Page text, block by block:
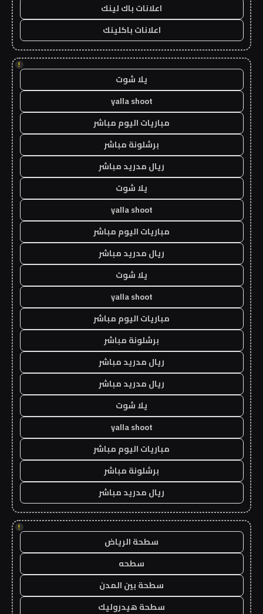
اعلانات باك لينك
اعلانات باكلينك
!
يلا شوت
yalla shoot
مباريات اليوم مباشر
برشلونة مباشر
ريال مدريد مباشر
يلا شوت
yalla shoot
مباريات اليوم مباشر
ريال مدريد مباشر
يلا شوت
yalla shoot
مباريات اليوم مباشر
برشلونة مباشر
ريال مدريد مباشر
ريال مدريد مباشر
يلا شوت
yalla shoot
مباريات اليوم مباشر
برشلونة مباشر
ريال مدريد مباشر
!
سطحة الرياض
سطحه
سطحة بين المدن
سطحة هيدروليك